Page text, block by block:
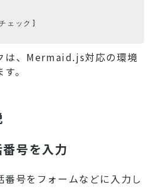
ェック]
は、Mermaid.js対応の環境
。
号を入力
号をフォームなどに入力し